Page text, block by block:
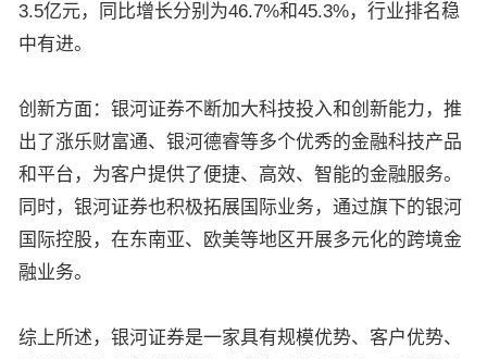
3.5亿元，同比增长分别为46.7%和45.3%，行业排名稳
中有进。
创新方面：银河证券不断加大科技投入和创新能力，推
出了涨乐财富通、银河德睿等多个优秀的金融科技产品
和平台，为客户提供了便捷、高效、智能的金融服务。
同时，银河证券也积极拓展国际业务，通过旗下的银河
国际控股，在东南亚、欧美等地区开展多元化的跨境金
融业务。
综上所述，银河证券是一家具有规模优势、客户优势、